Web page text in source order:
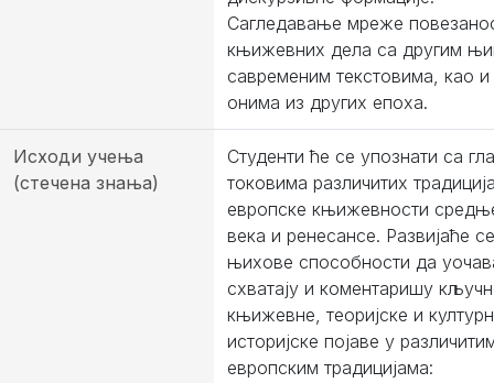
Сагледавање мреже
књижевних дела са другим
савременим текстовима, као и
онима из других епоха.
Исходи учења
(стечена знања)
Студенти ће се упознати са
токовима различитих
европске књижевности
века и ренесансе. Развијаће се
њихове способности да
схватају и коментаришу
књижевне, теоријске и
историјске појаве у
европским традицијама: